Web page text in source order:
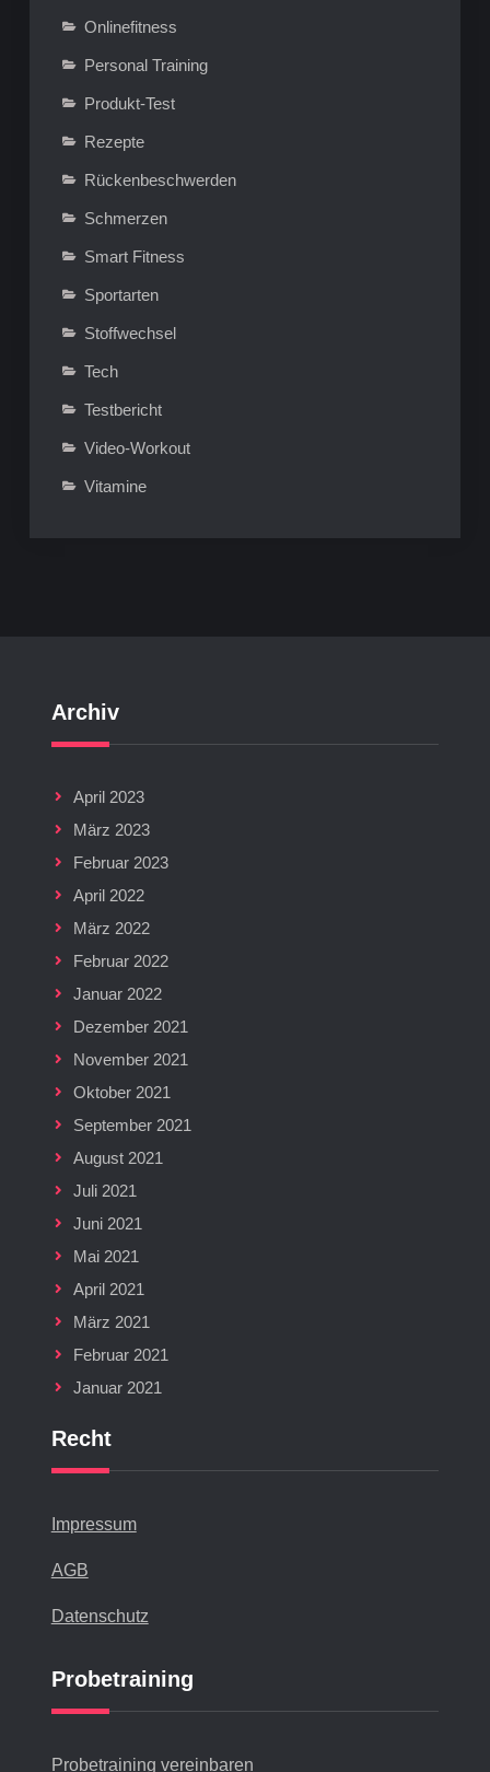
Onlinefitness
Personal Training
Produkt-Test
Rezepte
Rückenbeschwerden
Schmerzen
Smart Fitness
Sportarten
Stoffwechsel
Tech
Testbericht
Video-Workout
Vitamine
Archiv
April 2023
März 2023
Februar 2023
April 2022
März 2022
Februar 2022
Januar 2022
Dezember 2021
November 2021
Oktober 2021
September 2021
August 2021
Juli 2021
Juni 2021
Mai 2021
April 2021
März 2021
Februar 2021
Januar 2021
Recht
Impressum
AGB
Datenschutz
Probetraining
Probetraining vereinbaren